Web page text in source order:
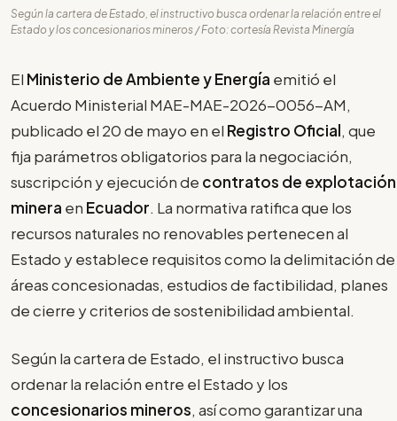
Según la cartera de Estado, el instructivo busca ordenar la relación entre el
Estado y los concesionarios mineros / Foto: cortesía Revista Minergía
El Ministerio de Ambiente y Energía emitió el
Acuerdo Ministerial MAE-MAE-2026-0056-AM,
publicado el 20 de mayo en el Registro Oficial, que
fija parámetros obligatorios para la negociación,
suscripción y ejecución de contratos de explotación
minera en Ecuador. La normativa ratifica que los
recursos naturales no renovables pertenecen al
Estado y establece requisitos como la delimitación de
áreas concesionadas, estudios de factibilidad, planes
de cierre y criterios de sostenibilidad ambiental.
Según la cartera de Estado, el instructivo busca
ordenar la relación entre el Estado y los
concesionarios mineros, así como garantizar una